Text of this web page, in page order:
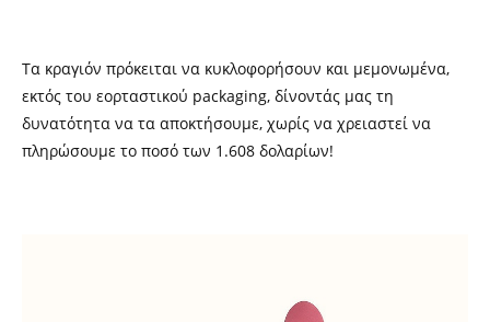
Τα κραγιόν πρόκειται να κυκλοφορήσουν και μεμονωμένα,
εκτός του εορταστικού packaging, δίνοντάς μας τη
δυνατότητα να τα αποκτήσουμε, χωρίς να χρειαστεί να
πληρώσουμε το ποσό των 1.608 δολαρίων!